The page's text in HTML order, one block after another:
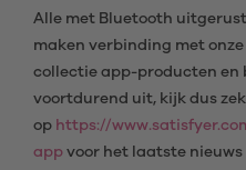
Alle met Bluetooth
maken verbinding met
collectie app-producten en
voortdurend uit, kijk dus
op https://
app voor het laatste